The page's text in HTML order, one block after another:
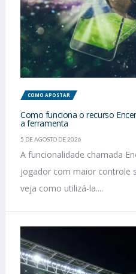
COMO APOSTAR
Como funciona o recurso
a ferramenta
5 DE AGOSTO DE 2026
A funcionalidade chamada
jogador com maior controle
veja como utilizá-la....